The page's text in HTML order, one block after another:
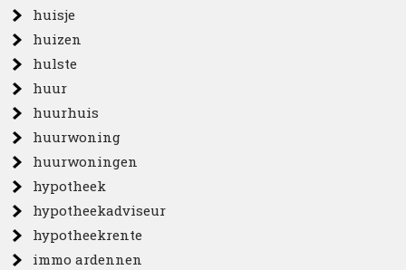
huisje
huizen
hulste
huur
huurhuis
huurwoning
huurwoningen
hypotheek
hypotheekadviseur
hypotheekrente
immo ardennen